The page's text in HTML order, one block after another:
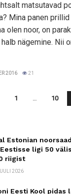
matsutavad
Mina panen
olen noor, on
nägemine. Nii
2016 21
1 … 10
Estonian
ligi 50
riigist
2026
Eesti Kool pidas